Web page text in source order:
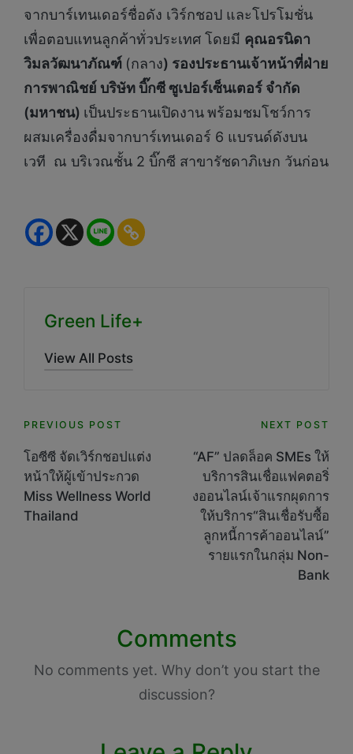
จากบาร์เทนเดอร์ชื่อดัง เวิร์กชอป และโปรโมชั่น
เพื่อตอบแทนลูกค้าทั่วประเทศ โดยมี คุณอรนิดา
วิมลวัฒนาภัณฑ์ (กลาง) รองประธานเจ้าหน้าที่ฝ่าย
การพาณิชย์ บริษัท บิ๊กซี ซูเปอร์เซ็นเตอร์ จำกัด
(มหาชน) เป็นประธานเปิดงานพร้อมชมโชว์การ
ผสมเครื่องดื่มจากบาร์เทนเดอร์ 6 แบรนด์ดังบน
เวที ณ บริเวณชั้น 2 บิ๊กซี สาขารัชดาภิเษก วันก่อน
Green Life+
View All Posts
Post
navigation
PREVIOUS POST
โอซีซี จัดเวิร์กชอปแต่ง
หน้าให้ผู้เข้าประกวด
Miss Wellness World
Thailand
NEXT POST
“AF” ปลดล็อค SMEs ให้
บริการสินเชื่อแฟคตอริ่
งออนไลน์เจ้าแรกผุดการ
ให้บริการ“สินเชื่อรับซื้อ
ลูกหนี้การค้าออนไลน์”
รายแรกในกลุ่ม Non-
Bank
Comments
No comments yet. Why don’t you start the
discussion?